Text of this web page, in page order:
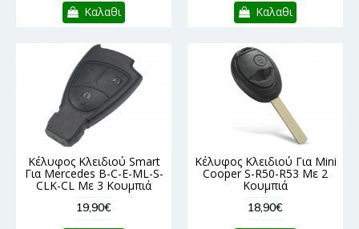
Καλαθι Καλαθι
Κέλυφος Κλειδιού Smart
Για Mercedes B-C-E-ML-S-
CLK-CL Με 3 Κουμπιά
19,90€
Κέλυφος Κλειδιού Για Mini
Cooper S-R50-R53 Με 2
Κουμπιά
18,90€